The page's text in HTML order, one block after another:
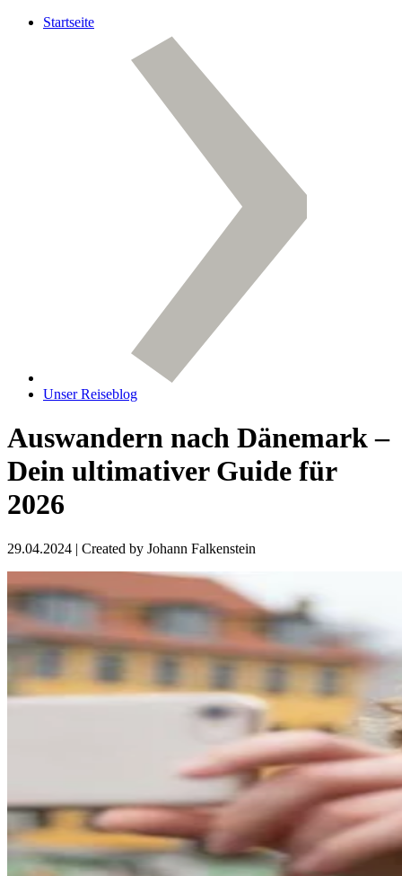
Startseite
Unser Reiseblog
Auswandern nach Dänemark –
Dein ultimativer Guide für
2026
29.04.2024 | Created by Johann Falkenstein